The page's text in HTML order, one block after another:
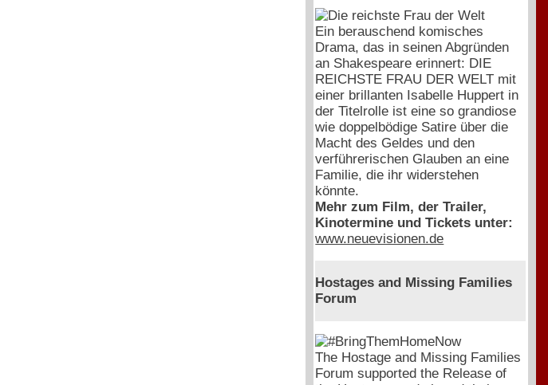
Ein berauschend komisches
Drama, das in seinen Abgründen
an Shakespeare erinnert: DIE
REICHSTE FRAU DER WELT mit
einer brillanten Isabelle Huppert in
der Titelrolle ist eine so grandiose
wie doppelbödige Satire über die
Macht des Geldes und den
verführerischen Glauben an eine
Familie, die ihr widerstehen
könnte.
Mehr zum Film, der Trailer,
Kinotermine und Tickets unter:
www.neuevisionen.de
Hostages and Missing Families
Forum
The Hostage and Missing Families
Forum supported the Release of